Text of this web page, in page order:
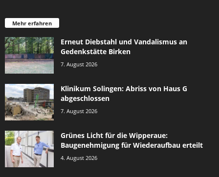
Mehr erfahren
Erneut Diebstahl und Vandalismus an
Gedenkstätte Birken
7. August 2026
Klinikum Solingen: Abriss von Haus G
abgeschlossen
7. August 2026
Grünes Licht für die Wipperaue:
Baugenehmigung für Wiederaufbau erteilt
4. August 2026